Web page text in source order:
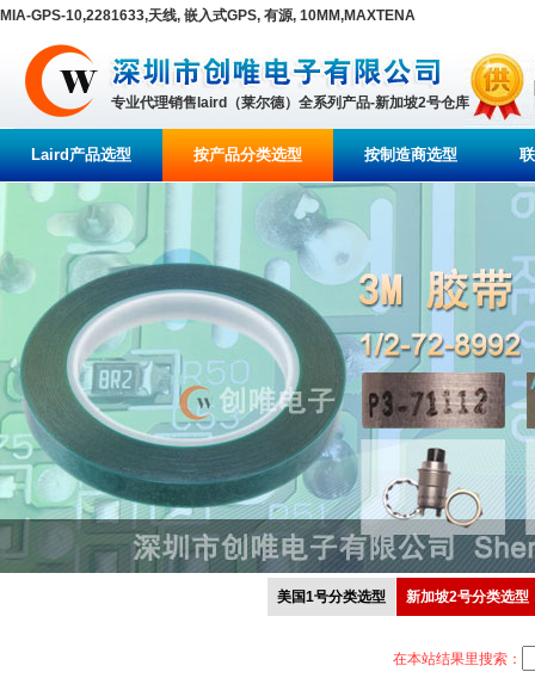
MIA-GPS-10,2281633,天线, 嵌入式GPS, 有源, 10MM,MAXTENA
专业代理销售laird（莱尔德）全系列产品-新加坡2号仓库
Laird产品选型 按产品分类选型 按制造商选型
美国1号分类选型 新加坡2号分类选型
在本站结果里搜索：